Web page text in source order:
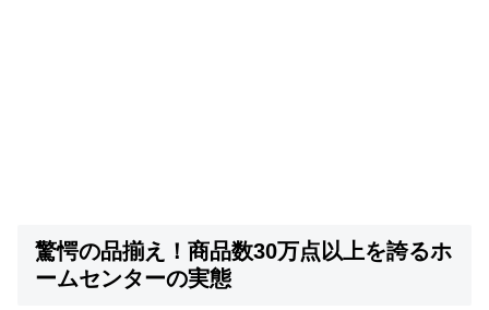
驚愕の品揃え！商品数30万点以上を誇るホ
ームセンターの実態